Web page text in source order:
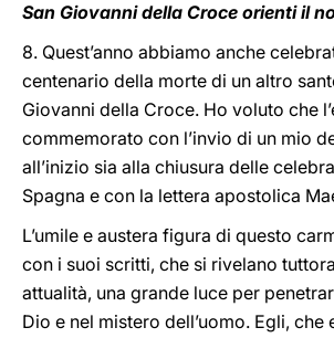
San Giovanni della Croce orienti il
8. Quest’anno abbiamo anche
centenario della morte di un altro
Giovanni della Croce. Ho voluto che
commemorato con l’invio di un mio
all’inizio sia alla chiusura delle
Spagna e con la lettera apostolica
L’umile e austera figura di questo
con i suoi scritti, che si rivelano
attualità, una grande luce per
Dio e nel mistero dell’uomo. Egli, che